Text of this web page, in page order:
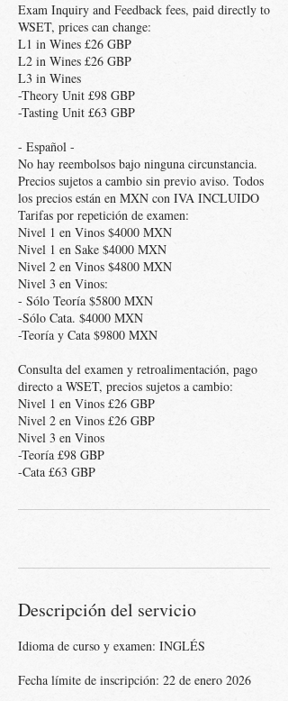
Exam Inquiry and Feedback fees, paid directly to
WSET, prices can change:
L1 in Wines £26 GBP
L2 in Wines £26 GBP
L3 in Wines
-Theory Unit £98 GBP
-Tasting Unit £63 GBP
- Español -
No hay reembolsos bajo ninguna circunstancia.
Precios sujetos a cambio sin previo aviso. Todos
los precios están en MXN con IVA INCLUIDO
Tarifas por repetición de examen:
Nivel 1 en Vinos $4000 MXN
Nivel 1 en Sake $4000 MXN
Nivel 2 en Vinos $4800 MXN
Nivel 3 en Vinos:
- Sólo Teoría $5800 MXN
-Sólo Cata. $4000 MXN
-Teoría y Cata $9800 MXN
Consulta del examen y retroalimentación, pago
directo a WSET, precios sujetos a cambio:
Nivel 1 en Vinos £26 GBP
Nivel 2 en Vinos £26 GBP
Nivel 3 en Vinos
-Teoría £98 GBP
Descripción del servicio
Idioma de curso y examen: INGLÉS
Fecha límite de inscripción: 22 de enero 2026